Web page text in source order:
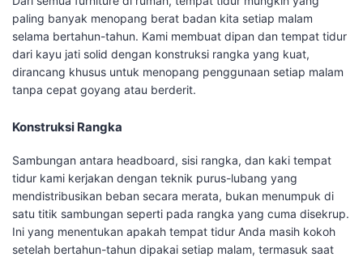
paling banyak menopang berat badan kita setiap malam
selama bertahun-tahun. Kami membuat dipan dan tempat tidur
dari kayu jati solid dengan konstruksi rangka yang kuat,
dirancang khusus untuk menopang penggunaan setiap malam
tanpa cepat goyang atau berderit.
Konstruksi Rangka
Sambungan antara headboard, sisi rangka, dan kaki tempat
tidur kami kerjakan dengan teknik purus-lubang yang
mendistribusikan beban secara merata, bukan menumpuk di
satu titik sambungan seperti pada rangka yang cuma disekrup.
Ini yang menentukan apakah tempat tidur Anda masih kokoh
setelah bertahun-tahun dipakai setiap malam, termasuk saat